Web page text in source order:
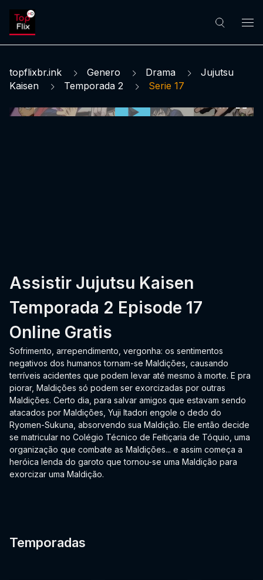
topflixbr.ink Genero Drama
Jujutsu
Kaisen
Temporada 2 Serie 17
Assistir Jujutsu Kaisen
Temporada 2 Episode 17
Online Gratis
Sofrimento, arrependimento, vergonha: os sentimentos
negativos dos humanos tornam-se Maldições, causando
terríveis acidentes que podem levar até mesmo à morte. E pra
piorar, Maldições só podem ser exorcizadas por outras
Maldições. Certo dia, para salvar amigos que estavam sendo
atacados por Maldições, Yuji Itadori engole o dedo do
Ryomen-Sukuna, absorvendo sua Maldição. Ele então decide
se matricular no Colégio Técnico de Feitiçaria de Tóquio, uma
organização que combate as Maldições... e assim começa a
heróica lenda do garoto que tornou-se uma Maldição para
exorcizar uma Maldição.
Temporadas